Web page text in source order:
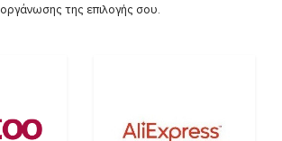
οργάνωσης της επιλογής σου.